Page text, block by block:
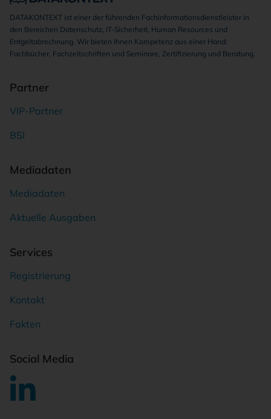
DATAKONTEXT ist einer der führenden Fachinformationsdienstleister in
den Bereichen Datenschutz, IT-Sicherheit, Human Resources und
Entgeltabrechnung. Wir bieten Ihnen Kompetenz aus einer Hand:
Fachbücher, Fachzeitschriften und Seminare, Zertifizierung und Beratung.
Partner
VIP-Partner
BSI
Mediadaten
Mediadaten
Aktuelle Ausgaben
Services
Registrierung
Kontakt
Fakten
Social Media